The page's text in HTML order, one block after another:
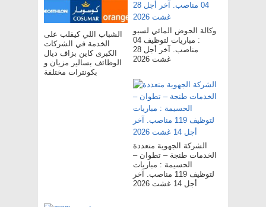
الشباب اللي كيقلب على
الخدمة في الشركات
الكبرى كاين بزاف ديال
الوظائف بسالير مزيان و
بكونترات مختلفة
وكالة الحوض المائي لسبو
: مباريات لتوظيف 04
مناصب. آخر أجل 28
غشت 2026
الشركة الجهوية متعددة
الخدمات طنجة – تطوان –
الحسيمة : مباريات
لتوظيف 119 مناصب. آخر
أجل 14 غشت 2026